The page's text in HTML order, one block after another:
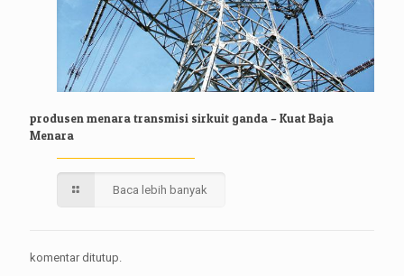
produsen menara transmisi sirkuit ganda – Kuat Baja
Menara
Baca lebih banyak
komentar ditutup.